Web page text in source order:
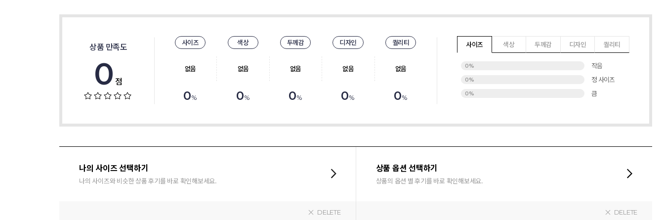
상품 만족도
0 점
사이즈
없음
0%
색상
없음
0%
두께감
없음
0%
디자인
없음
0%
퀄리티
없음
0%
사이즈 색상 두께감 디자인 퀄리티
0% 작음
0% 정 사이즈
0% 큼
나의 사이즈 선택하기
나의 사이즈와 비슷한 상품 후기를 바로 확인해보세요.
DELETE
상품 옵션 선택하기
상품의 옵션 별 후기를 바로 확인해보세요.
DELETE